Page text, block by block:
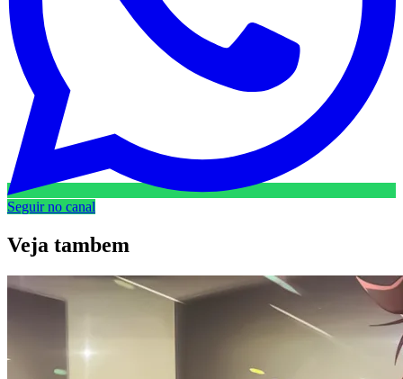
Seguir no canal
Veja tambem